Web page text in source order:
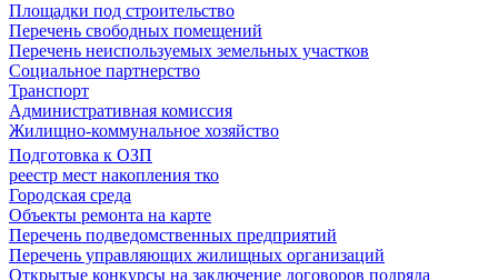
Площадки под строительство
Перечень свободных помещений
Перечень неиспользуемых земельных участков
Социальное партнерство
Транспорт
Административная комиссия
Жилищно-коммунальное хозяйство
Подготовка к ОЗП
реестр мест накопления тко
Городская среда
Объекты ремонта на карте
Перечень подведомственных предприятий
Перечень управляющих жилищных организаций
Открытые конкурсы на заключение договоров подряда